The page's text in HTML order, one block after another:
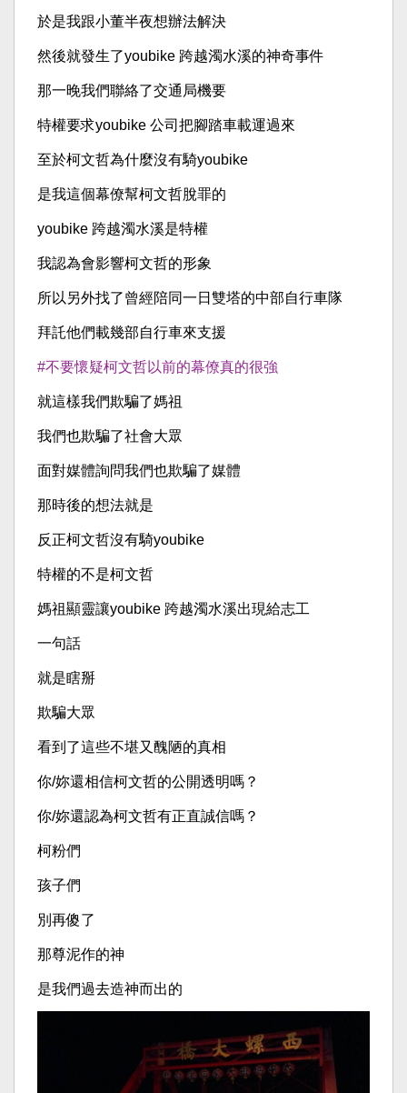
於是我跟小董半夜想辦法解決
然後就發生了youbike 跨越濁水溪的神奇事件
那一晚我們聯絡了交通局機要
特權要求youbike 公司把腳踏車載運過來
至於柯文哲為什麼沒有騎youbike
是我這個幕僚幫柯文哲脫罪的
youbike 跨越濁水溪是特權
我認為會影響柯文哲的形象
所以另外找了曾經陪同一日雙塔的中部自行車隊
拜託他們載幾部自行車來支援
#不要懷疑柯文哲以前的幕僚真的很強
就這樣我們欺騙了媽祖
我們也欺騙了社會大眾
面對媒體詢問我們也欺騙了媒體
那時後的想法就是
反正柯文哲沒有騎youbike
特權的不是柯文哲
媽祖顯靈讓youbike 跨越濁水溪出現給志工
一句話
就是瞎掰
欺騙大眾
看到了這些不堪又醜陋的真相
你/妳還相信柯文哲的公開透明嗎？
你/妳還認為柯文哲有正直誠信嗎？
柯粉們
孩子們
別再傻了
那尊泥作的神
是我們過去造神而出的